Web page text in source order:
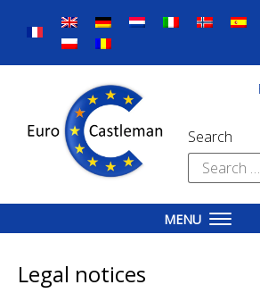
content
Search
Search
for:
MENU
Legal notices